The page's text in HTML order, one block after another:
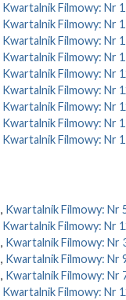
Kwartalnik Filmowy: Nr
Kwartalnik Filmowy: Nr
Kwartalnik Filmowy: Nr
Kwartalnik Filmowy: Nr
Kwartalnik Filmowy: Nr
Kwartalnik Filmowy: Nr
Kwartalnik Filmowy: Nr
Kwartalnik Filmowy: Nr
Kwartalnik Filmowy: Nr
, Kwartalnik Filmowy: Nr
Kwartalnik Filmowy: Nr
, Kwartalnik Filmowy:
, Kwartalnik Filmowy: Nr
, Kwartalnik Filmowy: Nr
Kwartalnik Filmowy: Nr